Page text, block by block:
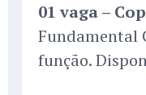
01 vaga –
Fundamental
função.